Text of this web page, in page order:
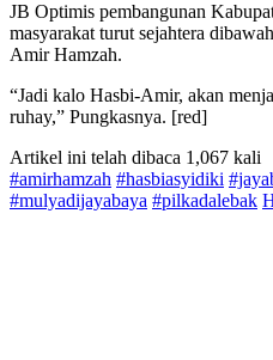
JB Optimis pembangunan
masyarakat turut sejahtera
Amir Hamzah.
“Jadi kalo Hasbi-Amir, akan
ruhay,” Pungkasnya. [red]
Artikel ini telah dibaca 1,067 kali
#amirhamzah #hasbiasyidiki
#mulyadijayabaya #pilkadalebak